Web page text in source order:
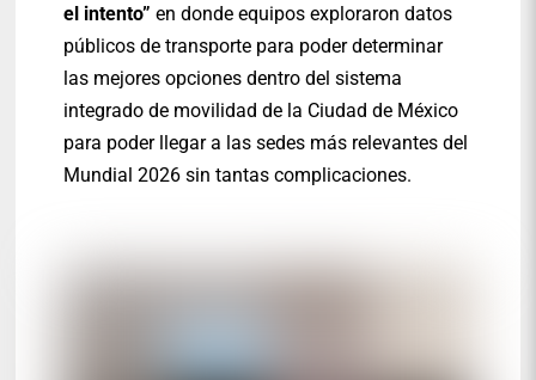
el intento”en donde equipos exploraron datos
públicos de transporte para poder determinar
las mejores opciones dentro del sistema
integrado de movilidad de la Ciudad de México
para poder llegar a las sedes más relevantes del
Mundial 2026 sin tantas complicaciones.